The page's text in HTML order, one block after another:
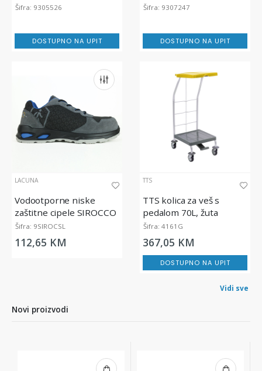
Euro TASKI
Šifra: 9305526
DOSTUPNO NA UPIT
Šifra: 9307247
DOSTUPNO NA UPIT
LACUNA
Vodootporne niske
zaštitne cipele SIROCCO
| S3S FO SR ESD
Šifra: 9SIROCSL
112,65 KM
TTS
TTS kolica za veš s
pedalom 70L, žuta
Šifra: 4161G
367,05 KM
DOSTUPNO NA UPIT
Vidi sve
Novi proizvodi